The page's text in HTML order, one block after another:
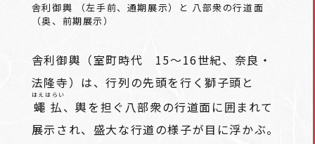
舎利御輿 （左手前、通期展示）と 八部衆の行道面
（奥、前期展示）
舎利御輿（室町時代 15～16世紀、奈良・
法隆寺）は、行列の先頭を行く獅子頭と
蠅払
はえはらい
、輿を担ぐ八部衆の行道面に囲まれて
展示され、盛大な行道の様子が目に浮かぶ。